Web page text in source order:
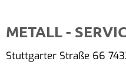
METALL -
Stuttgarter Straße 66